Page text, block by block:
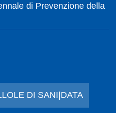
di Prevenzione della
DI SANI|DATA